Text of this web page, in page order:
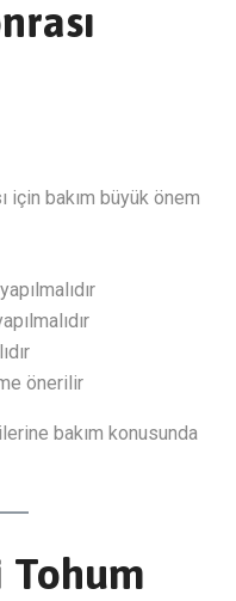
için bakım büyük önem
önerilir
bakım konusunda
Tohum